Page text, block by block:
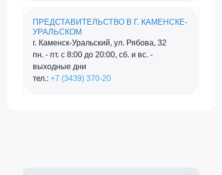
ПРЕДСТАВИТЕЛЬСТВО В Г. КАМЕНСКЕ-
УРАЛЬСКОМ
г. Каменск-Уральский, ул. Рябова, 32
пн. - пт. с 8:00 до 20:00, сб. и вс. -
выходные дни
тел.: +7 (3439) 370-20